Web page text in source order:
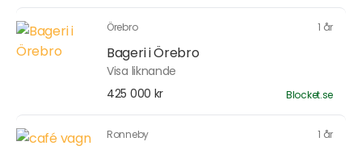
Örebro 1 år
Bageri i Örebro
Visa liknande
425 000 kr
Blocket.se
Ronneby 1 år